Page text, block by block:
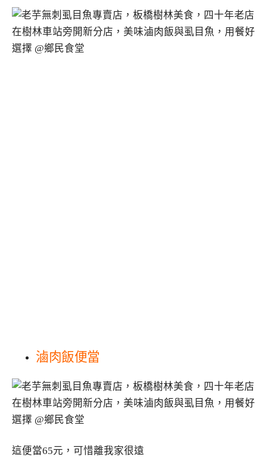
滷肉飯便當
這便當65元，可惜離我家很遠